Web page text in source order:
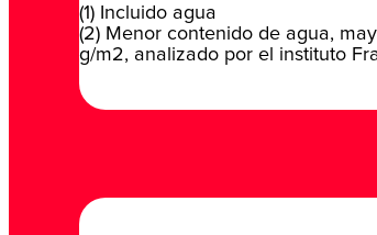
(1) Incluido agua
(2) Menor contenido de agua,
g/m2, analizado por el instituto